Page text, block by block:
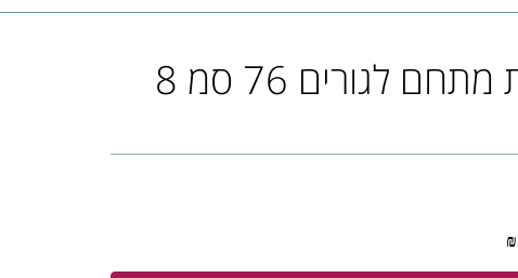
גדר מתכת מתחם לגורים 76 סמ 8
₪